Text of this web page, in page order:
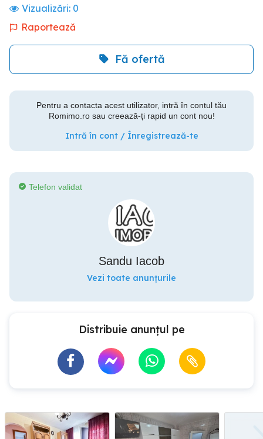
Vizualizări: 0
Raportează
Fă ofertă
Pentru a contacta acest utilizator, intră în contul tău
Romimo.ro sau creează-ți rapid un cont nou!
Intră în cont / Înregistrează-te
Telefon validat
Sandu Iacob
Vezi toate anunțurile
Distribuie anunțul pe